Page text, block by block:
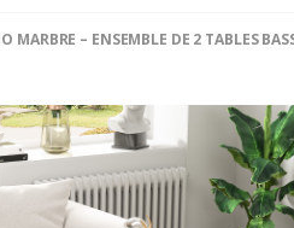
MARBRE – ENSEMBLE DE 2 TABLES